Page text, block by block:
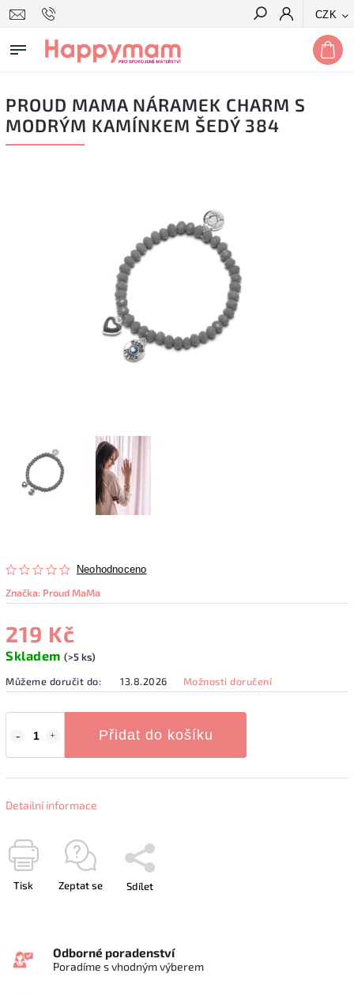
CZK
Hledat
PROUD MAMA NÁRAMEK CHARM S
MODRÝM KAMÍNKEM ŠEDÝ 384
Neohodnoceno
Značka: Proud MaMa
219 Kč
Skladem (>5 ks)
Můžeme doručit do:
13.8.2026 Možnosti doručení
Přidat do košíku
Detailní informace
Tisk Zeptat se Sdílet
Odborné poradenství
Poradíme s vhodným výberem